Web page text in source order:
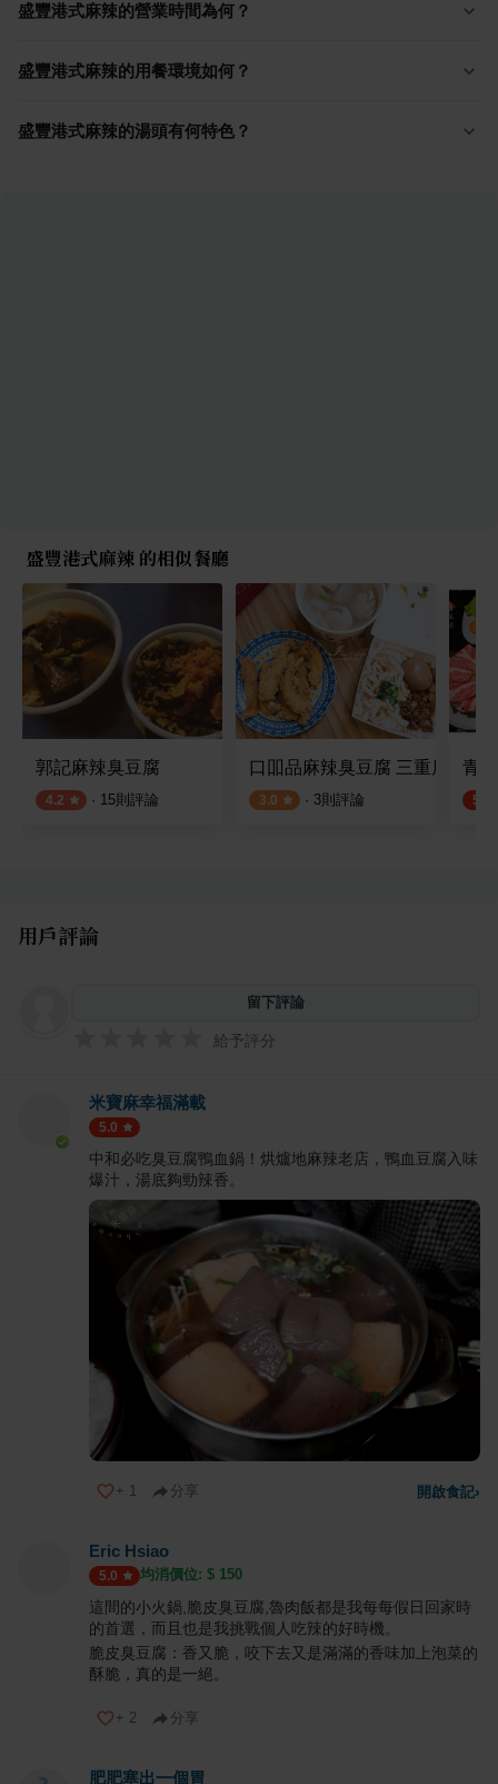
盛豐港式麻辣的營業時間為何？
盛豐港式麻辣的用餐環境如何？
盛豐港式麻辣的湯頭有何特色？
盛豐港式麻辣 的相似餐廳
郭記麻辣臭豆腐
4.2 · 15則評論
口吅品麻辣臭豆腐 三重店
3.0 · 3則評論
青
5.0
用戶評論
留下評論
給予評分
米寶麻幸福滿載
5.0
中和必吃臭豆腐鴨血鍋！烘爐地麻辣老店，鴨血豆腐入味
爆汁，湯底夠勁辣香。
+ 1 分享 開啟食記›
Eric Hsiao
5.0 均消價位: $ 150
這間的小火鍋,脆皮臭豆腐,魯肉飯都是我每每假日回家時
的首選，而且也是我挑戰個人吃辣的好時機。
脆皮臭豆腐：香又脆，咬下去又是滿滿的香味加上泡菜的
酥脆，真的是一絕。
+ 2 分享
肥肥塞出一個胃